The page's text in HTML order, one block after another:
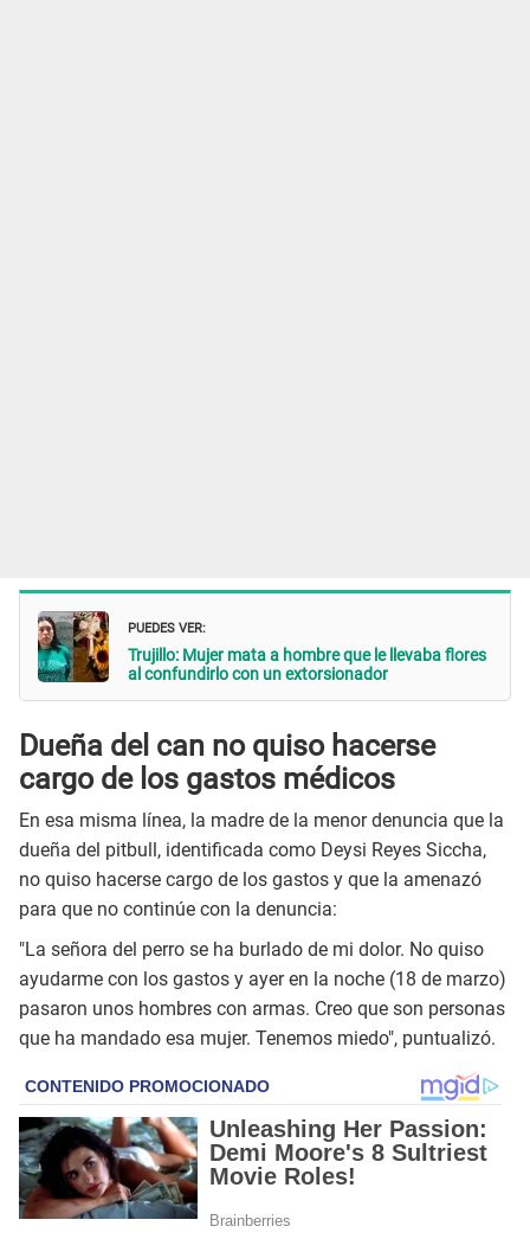
PUEDES VER:
Trujillo: Mujer mata a hombre que le llevaba flores
al confundirlo con un extorsionador
Dueña del can no quiso hacerse
cargo de los gastos médicos
En esa misma línea, la madre de la menor denuncia que la
dueña del pitbull, identificada como Deysi Reyes Siccha,
no quiso hacerse cargo de los gastos y que la amenazó
para que no continúe con la denuncia:
"La señora del perro se ha burlado de mi dolor. No quiso
ayudarme con los gastos y ayer en la noche (18 de marzo)
pasaron unos hombres con armas. Creo que son personas
que ha mandado esa mujer. Tenemos miedo", puntualizó.